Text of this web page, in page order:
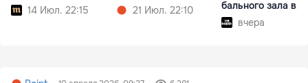
14 Июл. 22:15
21 Июл. 22:10
бального зала в
Белом доме
вчера